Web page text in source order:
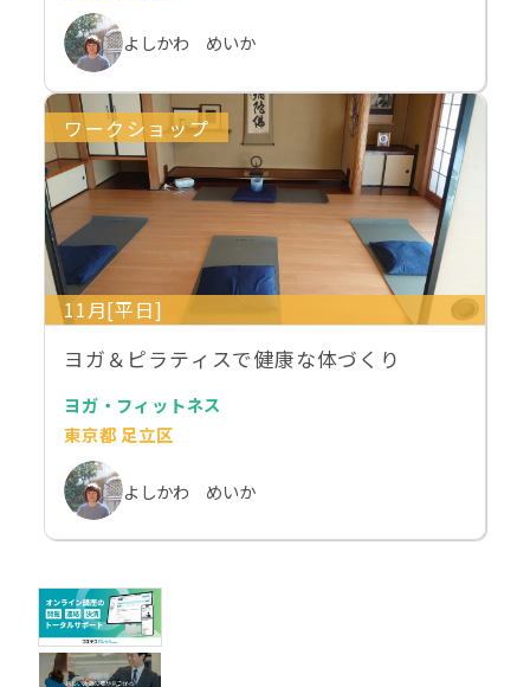
よしかわ めいか
ワークショップ
11月[平日]
ヨガ＆ピラティスで健康な体づくり
ヨガ・フィットネス
東京都 足立区
よしかわ めいか